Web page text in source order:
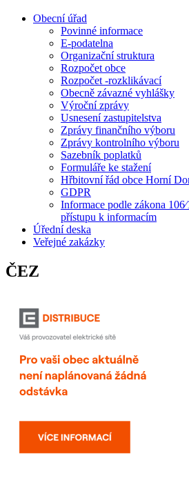
Obecní úřad
Povinné informace
E-podatelna
Organizační struktura
Rozpočet obce
Rozpočet -rozklikávací
Obecně závazné vyhlášky
Výroční zprávy
Usnesení zastupitelstva
Zprávy finančního výboru
Zprávy kontrolního výboru
Sazebník poplatků
Formuláře ke stažení
Hřbitovní řád obce Horní
GDPR
Informace podle zákona
přístupu k informacím
Úřední deska
Veřejné zakázky
ČEZ